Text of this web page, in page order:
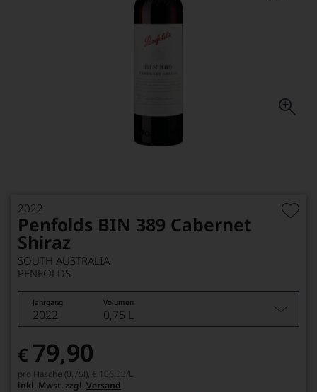
2022
Penfolds BIN 389 Cabernet
Shiraz
SOUTH AUSTRALIA
PENFOLDS
Jahrgang Volumen
2022 0,75 L
€ 79,90
pro Flasche (0.75l), € 106,53/L
inkl. Mwst. zzgl. Versand